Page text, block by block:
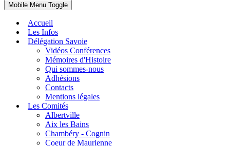
Mobile Menu Toggle
Accueil
Les Infos
Délégation Savoie
Vidéos Conférences
Mémoires d'Histoire
Qui sommes-nous
Adhésions
Contacts
Mentions légales
Les Comités
Albertville
Aix les Bains
Chambéry - Cognin
Coeur de Maurienne